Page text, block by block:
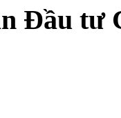
Đầu tư